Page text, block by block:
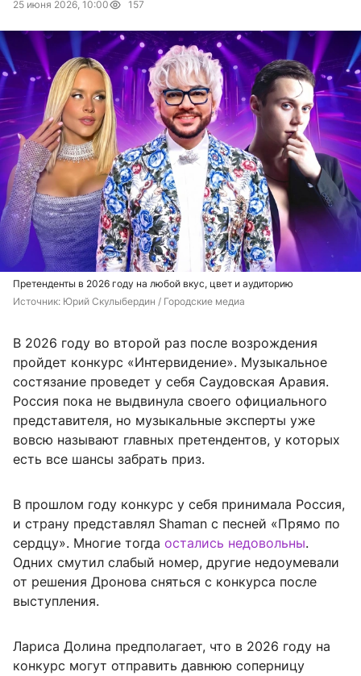
25 июня 2026, 10:00 157
Претенденты в 2026 году на любой вкус, цвет и аудиторию
Источник: Юрий Скулыбердин / Городские медиа
В 2026 году во второй раз после возрождения
пройдет конкурс «Интервидение». Музыкальное
состязание проведет у себя Саудовская Аравия.
Россия пока не выдвинула своего официального
представителя, но музыкальные эксперты уже
вовсю называют главных претендентов, у которых
есть все шансы забрать приз.
В прошлом году конкурс у себя принимала Россия,
и страну представлял Shaman с песней «Прямо по
сердцу». Многие тогда остались недовольны.
Одних смутил слабый номер, другие недоумевали
от решения Дронова сняться с конкурса после
выступления.
Лариса Долина предполагает, что в 2026 году на
конкурс могут отправить давнюю соперницу